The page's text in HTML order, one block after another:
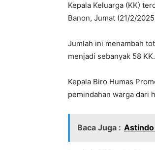
Kepala Keluarga (KK)
Banon, Jumat (21/2/
Jumlah ini menambah
menjadi sebanyak 58 KK.
Kepala Biro Humas
pemindahan warga dari
Baca Juga : Astindo